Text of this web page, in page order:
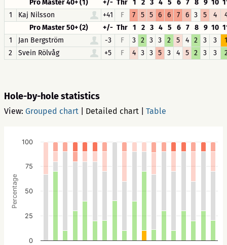
Pro Master 40+ (1)
+/- Thr 1 2 3 4 5 6 7 8 9 10
1
Kaj Nilsson +41 F 7 5 5 6 6 7 6 3 5 4
Pro Master 50+ (2)
+/- Thr 1 2 3 4 5 6 7 8 9 10
1
Jan Bergström -3 F 3 2 3 3 2 5 4 2 3 3
1
2
Svein Rölvåg +5 F 4 3 3 5 3 4 5 2 3 3
Hole-by-hole statistics
View: Grouped chart Detailed chart Table
Percentage
0
25
50
75
100